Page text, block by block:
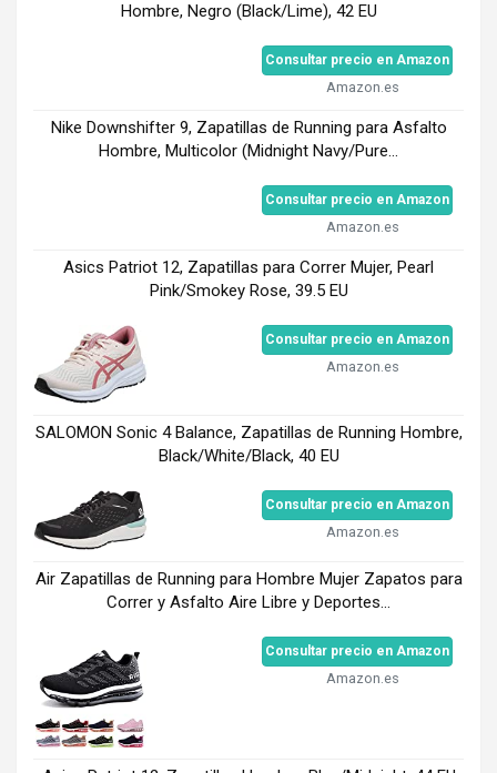
Hombre, Negro (Black/Lime), 42 EU
Consultar precio en Amazon
Amazon.es
Nike Downshifter 9, Zapatillas de Running para Asfalto
Hombre, Multicolor (Midnight Navy/Pure...
Consultar precio en Amazon
Amazon.es
Asics Patriot 12, Zapatillas para Correr Mujer, Pearl
Pink/Smokey Rose, 39.5 EU
Consultar precio en Amazon
Amazon.es
SALOMON Sonic 4 Balance, Zapatillas de Running Hombre,
Black/White/Black, 40 EU
Consultar precio en Amazon
Amazon.es
Air Zapatillas de Running para Hombre Mujer Zapatos para
Correr y Asfalto Aire Libre y Deportes...
Consultar precio en Amazon
Amazon.es